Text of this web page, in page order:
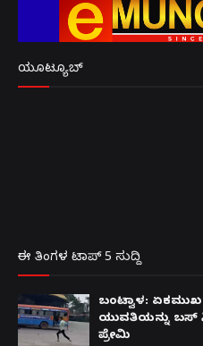
ಯೂಟ್ಯೂಬ್
ಈ ತಿಂಗಳ ಟಾಪ್ 5 ಸುದ್ದಿ
ಬಂಟ್ವಾಳ: ಏಕಮುಖ
ಯುವತಿಯನ್ನು ಬಸ್
ಪ್ರೇಮಿ